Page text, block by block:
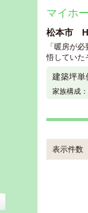
マイホ
松本市 H
「暖房が
悟していた
建築坪単
家族構成：
表示件数